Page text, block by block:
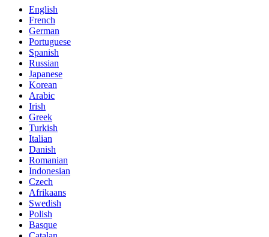
English
French
German
Portuguese
Spanish
Russian
Japanese
Korean
Arabic
Irish
Greek
Turkish
Italian
Danish
Romanian
Indonesian
Czech
Afrikaans
Swedish
Polish
Basque